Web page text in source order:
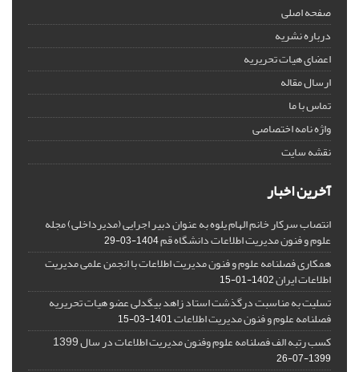
صفحه اصلی
درباره نشریه
اعضای هیات تحریریه
ارسال مقاله
تماس با ما
واژه نامه اختصاصی
نقشه سایت
آخرین اخبار
انتصاب سرکار خانم الهام یلوه به عنوان دبیر اجرایی (مدیرداخلی) مجله
علوم و فنون مدیریت اطلاعات دانشگاه قم1404-03-29
همکاری فصلنامه علوم و فنون مدیریت اطلاعات با انجمن علمی مدیریت
اطلاعات ایران1402-01-15
تسلیت به مناسبت درگذشت استاد زاهد بیگدلی عضو هیات تحریریه
فصلنامه علوم و فنون مدیریت اطلاعات1401-03-15
کسب رتبه الف فصلنامه علوم وفنون مدیریت اطلاعات در سال 1399
1399-07-26